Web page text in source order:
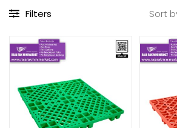
Filters Sort